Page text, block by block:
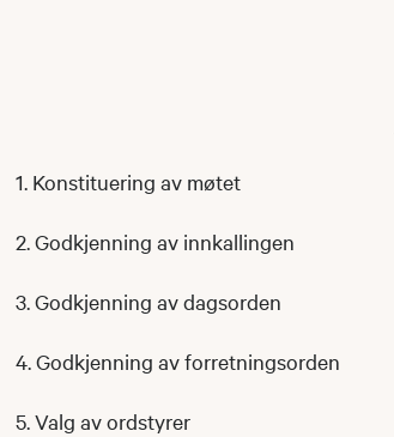
1. Konstituering av møtet
2. Godkjenning av innkallingen
3. Godkjenning av dagsorden
4. Godkjenning av forretningsorden
5. Valg av ordstyrer